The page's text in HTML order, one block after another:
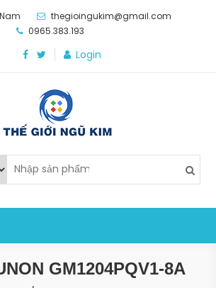
thegioingukim@gmail.com
0965.383.193
Login
Kim
nghiệp sản xuất
GM1204PQV1-8A